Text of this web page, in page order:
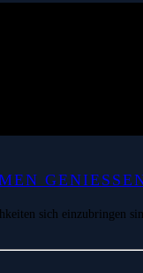
sich einzubringen